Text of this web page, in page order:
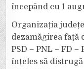
începând cu 1
Organizația
dezamăgirea față
PSD – PNL – FD
înțeles să